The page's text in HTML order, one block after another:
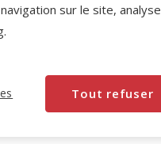
Animalis. Offre non
en cours.
sur le site,
Tout refuser